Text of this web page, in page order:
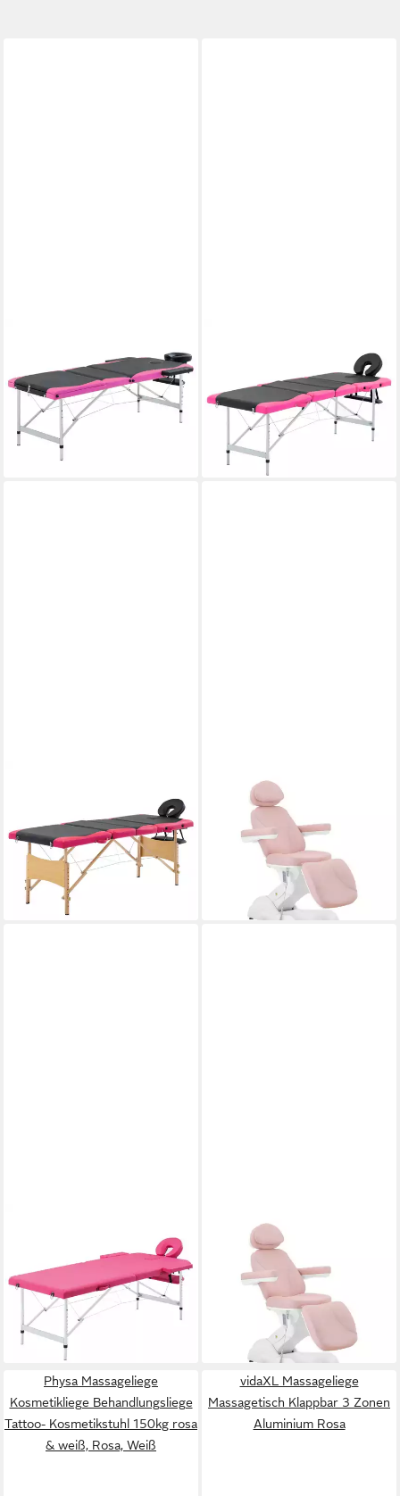
Massageliege Massageliege
Klappbar 3-Zonen
Aluminiumgestell Schwarz
und Rosa
ab 164,99 €
Massageliege Massageliege
Klappbar 4-Zonen
Aluminiumgestell Schwarz
und Rosa
ab 244,99 €
lieferbar - in 4-5 Werktagen bei dir
Massageliege Massageliege
Klappbar 4-Zonen mit
Holzgestell Schwarz und Rosa
ab 230,99 €
lieferbar - in 4-5 Werktagen bei dir
Massageliege Kosmetikliege
Behandlungsliege
Kosmetikstuhl 150 kg rosa &
weiß, Rosa, Weiß
lieferbar - in 5-6 Werktagen bei dir
Massageliege Massagetisch
Klappbar 2 Zonen Aluminium
Rosa
ab 132,99 €
lieferbar - in 4-5 Werktagen bei dir
Massageliege Kosmetikliege
Behandlungsliege
Kosmetikstuhl 150 kg rosa &
weiß, Rosa, Weiß
lieferbar - in 5-6 Werktagen bei dir
Physa Massageliege
Kosmetikliege Behandlungsliege
Tattoo- Kosmetikstuhl 150kg rosa
& weiß, Rosa, Weiß
vidaXL Massageliege
Massagetisch Klappbar 3 Zonen
Aluminium Rosa